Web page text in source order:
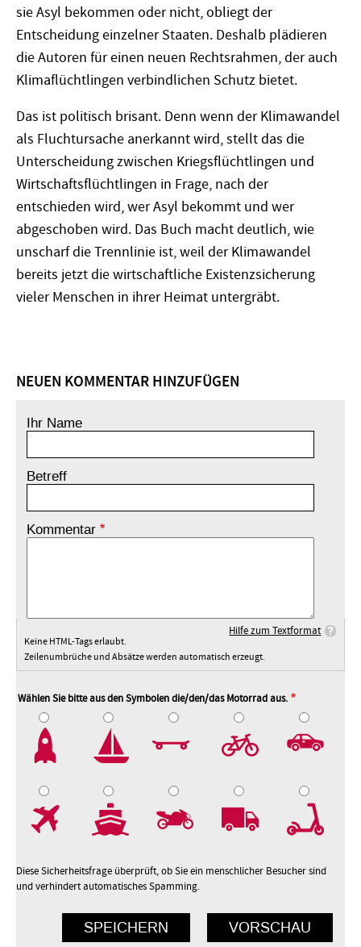
sie Asyl bekommen oder nicht, obliegt der
Entscheidung einzelner Staaten. Deshalb plädieren
die Autoren für einen neuen Rechtsrahmen, der auch
Klimaflüchtlingen verbindlichen Schutz bietet.
Das ist politisch brisant. Denn wenn der Klimawandel
als Fluchtursache anerkannt wird, stellt das die
Unterscheidung zwischen Kriegsflüchtlingen und
Wirtschaftsflüchtlingen in Frage, nach der
entschieden wird, wer Asyl bekommt und wer
abgeschoben wird. Das Buch macht deutlich, wie
unscharf die Trennlinie ist, weil der Klimawandel
bereits jetzt die wirtschaftliche Existenzsicherung
vieler Menschen in ihrer Heimat untergräbt.
NEUEN KOMMENTAR HINZUFÜGEN
Ihr Name
Betreff
Kommentar
Hilfe zum Textformat
Keine HTML-Tags erlaubt.
Zeilenumbrüche und Absätze werden automatisch erzeugt.
Wählen Sie bitte aus den Symbolen die/den/das Motorrad aus.
Diese Sicherheitsfrage überprüft, ob Sie ein menschlicher Besucher sind
und verhindert automatisches Spamming.